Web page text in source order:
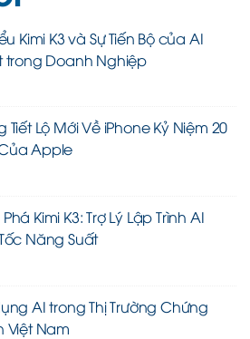
Kimi K3 và Sự Tiến Bộ của AI
trong Doanh Nghiệp
Tiết Lộ Mới Về iPhone Kỷ Niệm 20
Apple
Kimi K3: Trợ Lý Lập Trình AI
Năng Suất
AI trong Thị Trường Chứng
Việt Nam